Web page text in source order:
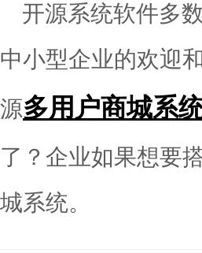
开源系统软件多
中小型企业的欢迎
源多用户商城系
了？企业如果想要
城系统。